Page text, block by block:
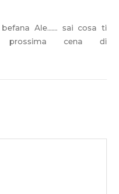
Ale....... sai cosa ti
prossima cena di